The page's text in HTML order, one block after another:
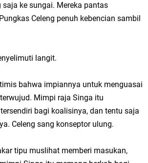
ke sungai. Mereka pantas
Celeng penuh kebencian sambil
langit.
bahwa impiannya untuk menguasai
Mimpi raja Singa itu
bagi koalisinya, dan tentu saja
Celeng sang konseptor ulung.
tipu muslihat memberi masukan,